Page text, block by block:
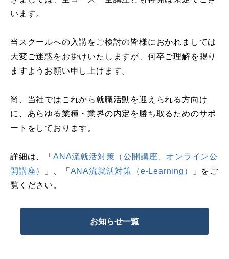
います。
当スクールへの入講をご検討の皆様におかれましては
大変ご迷惑をお掛けいたしますが、何卒ご理解を賜り
ますようお願い申し上げます。
尚、当社ではこれから就職活動を迎えられる方向け
に、あらゆる業種・業界の内定を勝ち取るためのサポ
ートをしております。
詳細は、「 ANA流就活対策（公開講座、オンライン公
開講座）
」、「 ANA流就活対策（e-Learning）
」をご
覧ください。
お知らせ一覧